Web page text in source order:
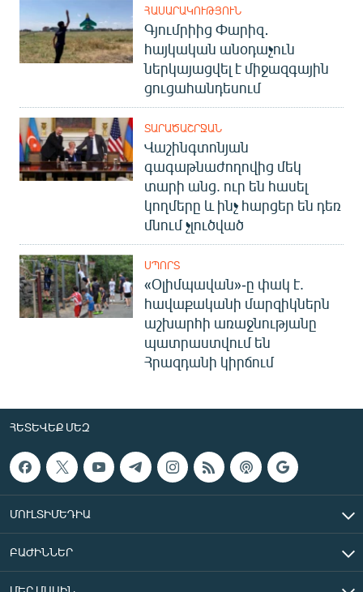
ՀԱՍԱՐԱԿՈՒԹՅՈՒՆ
Գյումրիից Փարիզ․
հայկական անօդաչուն
ներկայացվել է միջազգային
ցուցահանդեսում
ՏԱՐԱԾԱՇՐՋԱՆ
Վաշինգտոնյան
գագաթնաժողովից մեկ
տարի անց. ուր են հասել
կողմերը և ինչ հարցեր են դեռ
մնում չլուծված
ՍՊՈՐՏ
«Օլիմպավան»-ը փակ է.
հավաքականի մարզիկներն
աշխարհի առաջնությանը
պատրաստվում են
Հրազդանի կիրճում
ՀԵՏԵՎԵՔ ՄԵԶ
ՄՈՒԼՏԻՄԵԴԻԱ
ԲԱԺԻՆՆԵՐ